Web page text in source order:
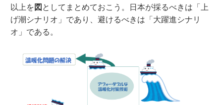
以上を 図 としてまとめておこう。日本が採るべきは「上
げ潮シナリオ」であり、避けるべきは「大躍進シナリ
オ」である。